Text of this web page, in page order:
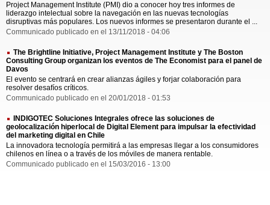
Project Management Institute (PMI) dio a conocer hoy tres informes de
liderazgo intelectual sobre la navegación en las nuevas tecnologías
disruptivas más populares. Los nuevos informes se presentaron durante el ...
Communicado publicado en el 13/11/2018 - 04:06
The Brightline Initiative, Project Management Institute y The Boston
Consulting Group organizan los eventos de The Economist para el panel de
Davos
El evento se centrará en crear alianzas ágiles y forjar colaboración para
resolver desafíos críticos.
Communicado publicado en el 20/01/2018 - 01:53
INDIGOTEC Soluciones Integrales ofrece las soluciones de
geolocalización hiperlocal de Digital Element para impulsar la efectividad
del marketing digital en Chile
La innovadora tecnología permitirá a las empresas llegar a los consumidores
chilenos en línea o a través de los móviles de manera rentable.
Communicado publicado en el 15/03/2016 - 13:00